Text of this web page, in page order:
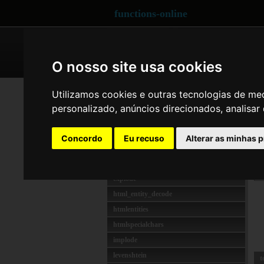
O nosso site usa cookies
Utilizamos cookies e outras tecnologias de
personalizado, anúncios direcionados,
Concordo Eu recuso Alterar as minhas
functions-online
chunk_split
explode
html_entity_decode
htmlentities
htmlspecialchars
implode
levenshtein